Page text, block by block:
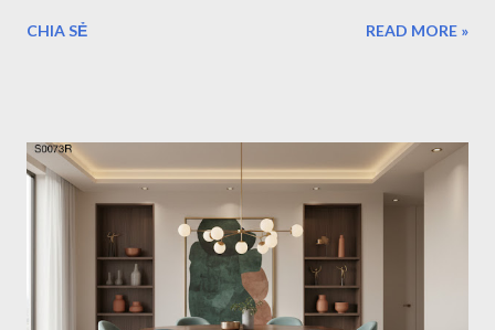
thảm hiện đại i0071 Trong xu hướng thiết kế nội thất hiện đại,
đồ đạc rườm rà, nhưng nhất định phải có những điểm nhấn
mang tính "gu". Và một tấm thảm hiện đại họa tiết hình học
chính là mảnh ghép hoàn hảo để khẳng định phong cách đó.
Hôm nay, Thảm Đẹp Sài Gòn sẽ giới thiệu đến bạn bộ sưu tập
20+ mẫu thảm hình học tối giản, dẫn đầu xu hướng trang trí
căn hộ trẻ trung hiện nay. Mẫu thảm tròn hiện đại b0062r 1.
CHIA SẺ READ MORE »